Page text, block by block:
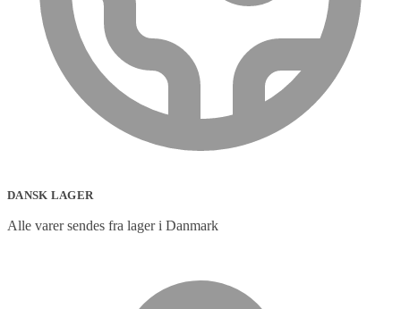
DANSK LAGER
Alle varer sendes fra lager i Danmark